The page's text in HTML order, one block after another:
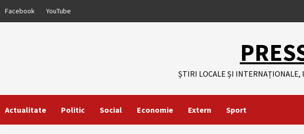
Facebook YouTube
ȘTIRI LOCALE ȘI INTERNAȚIONALE,
Actualitate Politic Social Economie Extern Sport